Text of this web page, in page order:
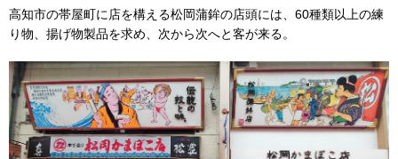
高知市の帯屋町に店を構える松岡蒲鉾の店頭には、60種類以上の練
り物、揚げ物製品を求め、次から次へと客が来る。